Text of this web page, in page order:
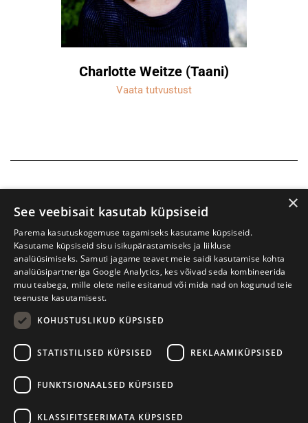
Charlotte Weitze (Taani)
Vaata tutvustust
Prima Vista kirjandusfestival
+372 56906836
×
See veebisait kasutab küpsiseid
Parema kasutuskogemuse tagamiseks kasutame küpsiseid.
Kasutame küpsiseid sisu isikupärastamiseks ja liikluse
analüüsimiseks. Samuti jagame teavet meie saidi kasutamise kohta
analüüsipartneriga Google Analytics, kes võivad seda kombineerida
muu teabega, mille olete neile esitanud või mida nad on kogunud teie
teenuste kasutamisest.
KOHUSTUSLIKUD KÜPSISED
STATISTILISED KÜPSISED REKLAAMIKÜPSISED
FUNKTSIONAALSED KÜPSISED
KLASSIFITSEERIMATA KÜPSISED